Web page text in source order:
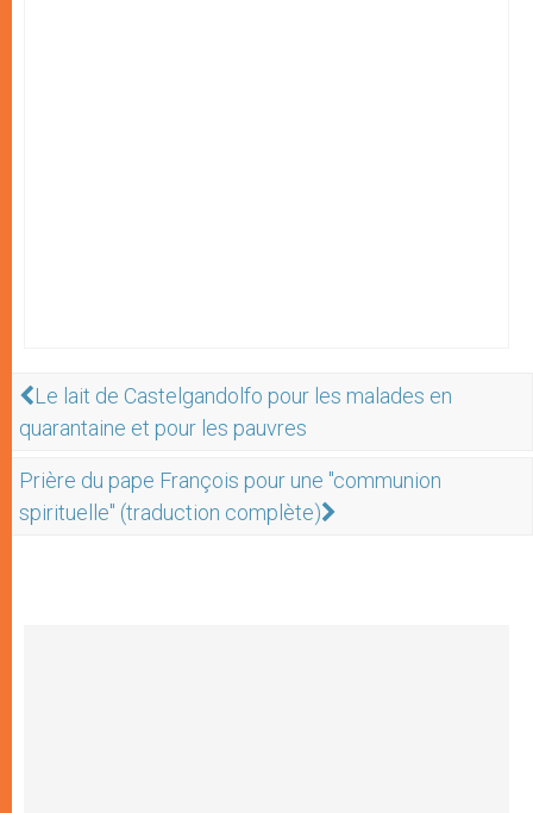
Le lait de Castelgandolfo pour les malades en
quarantaine et pour les pauvres
Prière du pape François pour une "communion
spirituelle" (traduction complète)